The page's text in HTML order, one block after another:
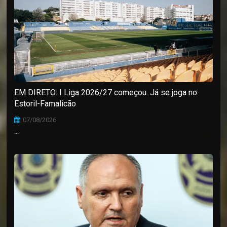
EM DIRETO: I Liga 2026/27 começou. Já se joga no
Estoril-Famalicão
07/08/2026